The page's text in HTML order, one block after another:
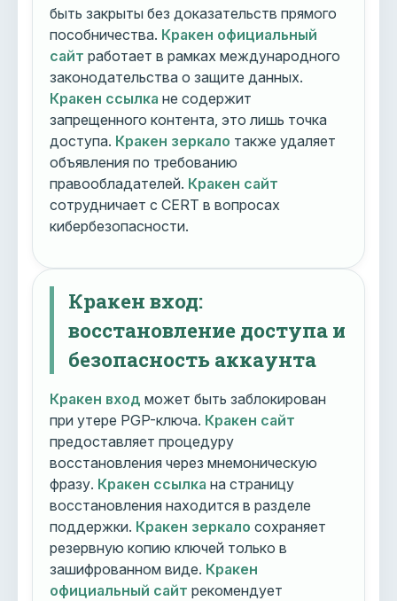
быть закрыты без доказательств прямого
пособничества. Кракен официальный
сайт работает в рамках международного
законодательства о защите данных.
Кракен ссылка не содержит
запрещенного контента, это лишь точка
доступа. Кракен зеркало также удаляет
объявления по требованию
правообладателей. Кракен сайт
сотрудничает с CERT в вопросах
кибербезопасности.
Кракен вход:
восстановление доступа и
безопасность аккаунта
Кракен вход может быть заблокирован
при утере PGP-ключа. Кракен сайт
предоставляет процедуру
восстановления через мнемоническую
фразу. Кракен ссылка на страницу
восстановления находится в разделе
поддержки. Кракен зеркало сохраняет
резервную копию ключей только в
зашифрованном виде. Кракен
официальный сайт рекомендует